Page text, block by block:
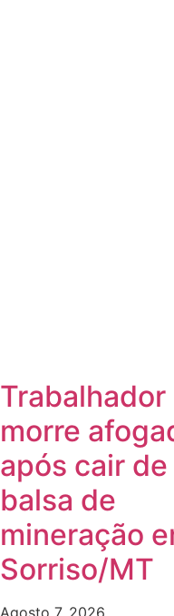
Trabalhador
morre
após cair de
balsa de
mineração
Sorriso/MT
Agosto 7, 2026